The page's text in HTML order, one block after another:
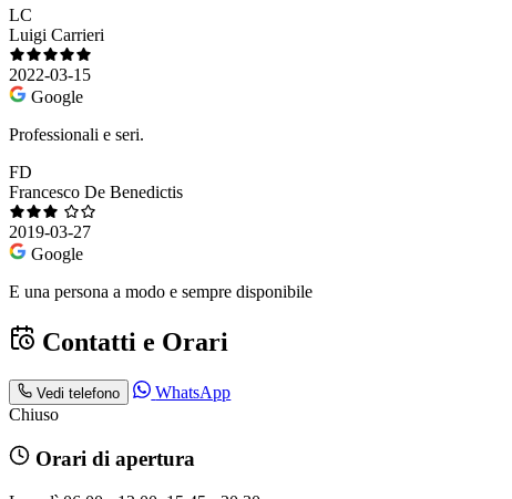
LC
Luigi Carrieri
2022-03-15
Google
Professionali e seri.
FD
Francesco De Benedictis
2019-03-27
Google
E una persona a modo e sempre disponibile
Contatti e Orari
Vedi telefono
WhatsApp
Chiuso
Orari di apertura